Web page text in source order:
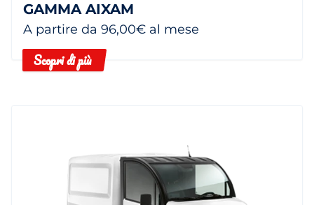
GAMMA AIXAM
A partire da 96,00€ al mese
Scopri di più